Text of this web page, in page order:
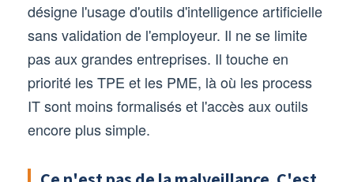
désigne l'usage d'outils d'intelligence artificielle
sans validation de l'employeur. Il ne se limite
pas aux grandes entreprises. Il touche en
priorité les TPE et les PME, là où les process
IT sont moins formalisés et l'accès aux outils
encore plus simple.